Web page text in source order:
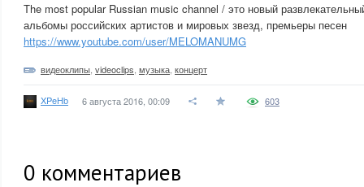
The most popular Russian music channel / это новый
альбомы российских артистов и мировых звезд, премьеры песен
https://www.youtube.com/user/MELOMANUMG
видеоклипы videoclips музыка концерт
XPeHb 6 августа 2016, 00:09 603
0 комментариев